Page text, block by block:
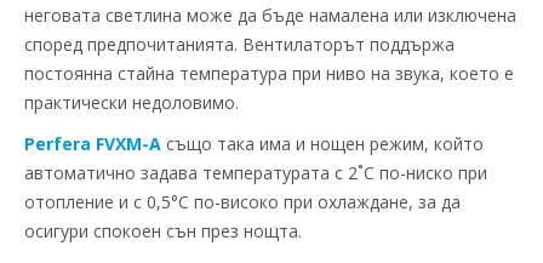
неговата светлина може да бъде намалена или изключена
според предпочитанията. Вентилаторът поддържа
постоянна стайна температура при ниво на звука, което е
практически недоловимо.
Perfera FVXM-A също така има и нощен режим, който
автоматично задава температурата с 2˚C по-ниско при
отопление и с 0,5°С по-високо при охлаждане, за да
осигури спокоен сън през нощта.